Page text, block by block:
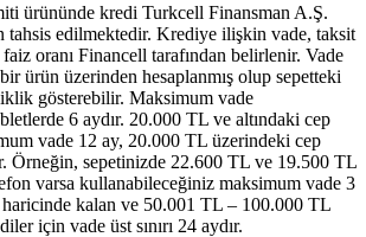
ürününde kredi Turkcell Finansman A.Ş.
tahsis edilmektedir. Krediye ilişkin vade, taksit
oranı Financell tarafından belirlenir. Vade
ürün üzerinden hesaplanmış olup sepetteki
gösterebilir. Maksimum vade
6 aydır. 20.000 TL ve altındaki cep
vade 12 ay, 20.000 TL üzerindeki cep
Örneğin, sepetinizde 22.600 TL ve 19.500 TL
varsa kullanabileceğiniz maksimum vade 3
kalan ve 50.001 TL – 100.000 TL
için vade üst sınırı 24 aydır.